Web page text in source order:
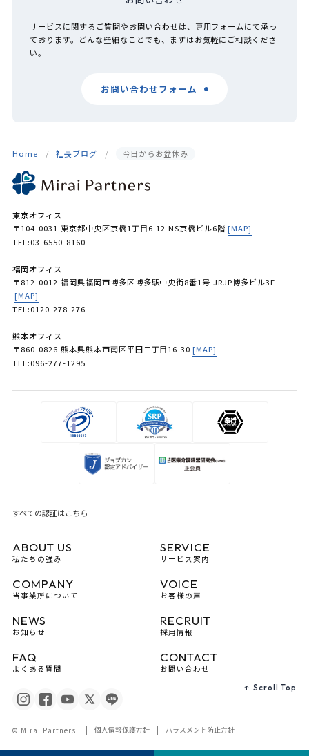
サービスに関するご質問やお問い合わせは、専用フォームにて承っ
ております。どんな些細なことでも、まずはお気軽にご相談くださ
い。
お問い合わせフォーム
Home 社長ブログ 今日からお盆休み
Scroll Top
東京オフィス
〒104-0031 東京都中央区京橋1丁目6-12 NS京橋ビル6階 [MAP]
TEL:03-6550-8160
福岡オフィス
〒812-0012 福岡県福岡市博多区博多駅中央街8番1号 JRJP博多ビル3F
[MAP]
TEL:0120-278-276
熊本オフィス
〒860-0826 熊本県熊本市南区平田二丁目16-30 [MAP]
TEL:096-277-1295
すべての認証はこちら
ABOUT US
私たちの強み
SERVICE
サービス案内
COMPANY
当事業所について
VOICE
お客様の声
NEWS
お知らせ
RECRUIT
採用情報
FAQ
よくある質問
CONTACT
お問い合わせ
© Mirai Partners. 個人情報保護方針 ハラスメント防止方針